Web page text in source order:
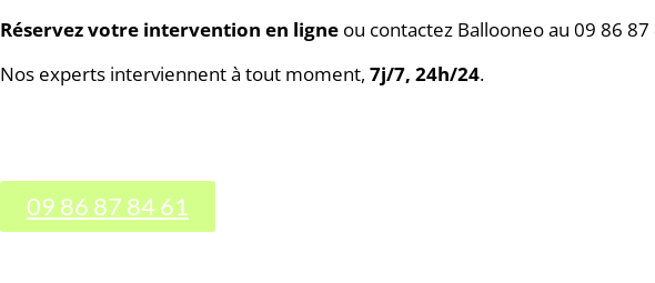
Réservez votre intervention en ligne ou contactez Ballooneo au 09 86
Nos experts interviennent à tout moment, 7j/7, 24h/24.
09 86 87 84 61